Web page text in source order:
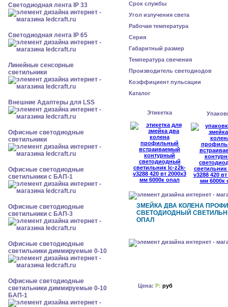
Светодиодная лента IP 33
Светодиодная лента IP 65
Линейные сенсорные
светильники
Внешние Адаптеры для LSS
Офисные светодиодные
светильники
Офисные светодиодные
светильники с БАП-1
Офисные светодиодные
светильники с БАП-3
Офисные светодиодные
светильники диммируемые 0-10
Офисные светодиодные
светильники диммируемые 0-10
БАП-1
Срок службы
Угол излучения света
Рабочая температура
Серия
Габаритный размер
Температура свечения
Производитель светодиодов
Коэффициент пульсации
Каталог
Этикетка
ЗМЕЙКА ДВА КОЛЕНА
СВЕТОДИОДНЫЙ
ОПАЛ
Цена: Р: руб